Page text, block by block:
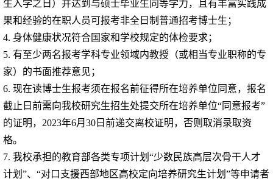
生入学之日）并达到与硕士毕业生同等学力，且有丰富实践成
果和经验的在职人员可报考非全日制普通招考博士生；
4. 身体健康状况符合国家和学校规定的体检要求；
5. 有至少两名报考学科专业领域内教授（或相当专业职称的专
家）的书面推荐意见；
6. 现在读博士生报考须在报名前征得所在培养单位同意，报名
截止日前需向我校研究生招生处提交所在培养单位“同意报考”
的证明， 2023年6月 30 日前递交离校证明，否则取消录取资
格。
7. 我校承担的教育部各类专项计划“少数民族高层次骨干人才
计划”、“对口支援西部地区高校定向培养研究生计划”等申请者